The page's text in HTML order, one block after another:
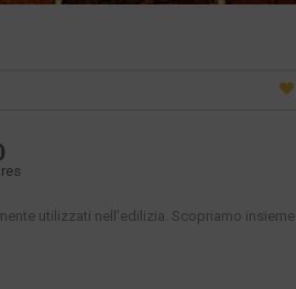
utilizzati nell’edilizia. Scopriamo insieme